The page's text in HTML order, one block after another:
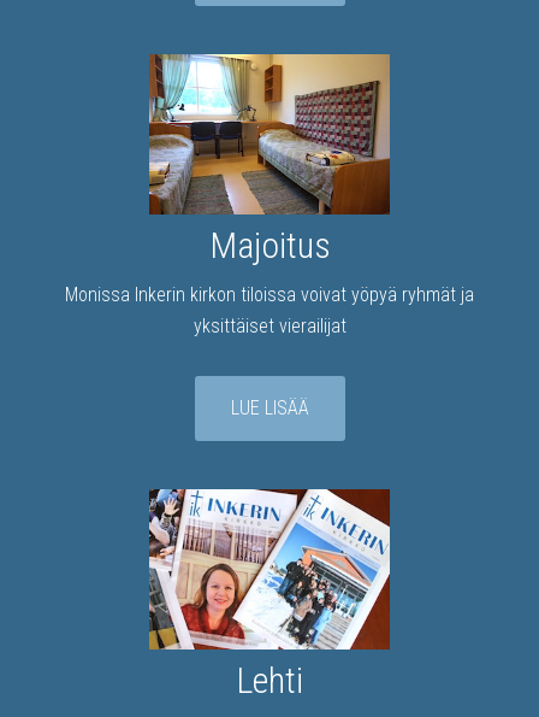
Majoitus
Monissa Inkerin kirkon tiloissa voivat yöpyä ryhmät ja
yksittäiset vierailijat
LUE LISÄÄ
Lehti